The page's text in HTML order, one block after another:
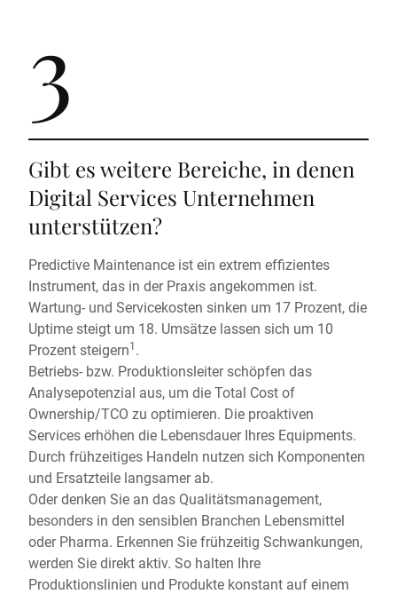
3
Gibt es weitere Bereiche, in denen
Digital Services Unternehmen
unterstützen?
Predictive Maintenance ist ein extrem effizientes
Instrument, das in der Praxis angekommen ist.
Wartung- und Servicekosten sinken um 17 Prozent, die
Uptime steigt um 18. Umsätze lassen sich um 10
Prozent steigern1.
Betriebs- bzw. Produktionsleiter schöpfen das
Analysepotenzial aus, um die Total Cost of
Ownership/TCO zu optimieren. Die proaktiven
Services erhöhen die Lebensdauer Ihres Equipments.
Durch frühzeitiges Handeln nutzen sich Komponenten
und Ersatzteile langsamer ab.
Oder denken Sie an das Qualitätsmanagement,
besonders in den sensiblen Branchen Lebensmittel
oder Pharma. Erkennen Sie frühzeitig Schwankungen,
werden Sie direkt aktiv. So halten Ihre
Produktionslinien und Produkte konstant auf einem